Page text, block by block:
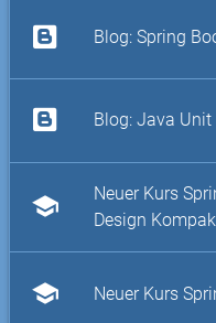
Blog: Spring
Blog: Java Unit
school
Neuer Kurs
Design
school Neuer Kurs